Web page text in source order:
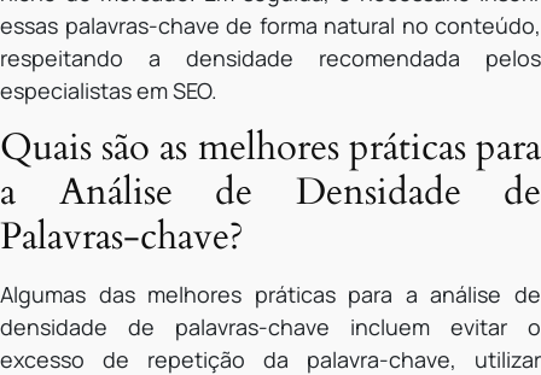
essas palavras-chave de forma natural no conteúdo,
respeitando a densidade recomendada pelos
especialistas em SEO.
Quais são as melhores práticas para
a Análise de Densidade de
Palavras-chave?
Algumas das melhores práticas para a análise de
densidade de palavras-chave incluem evitar o
excesso de repetição da palavra-chave, utilizar